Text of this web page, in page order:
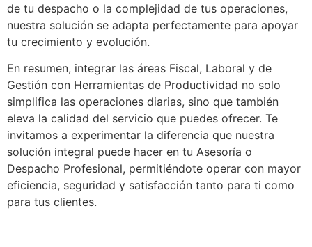
de tu despacho o la complejidad de tus operaciones,
nuestra solución se adapta perfectamente para apoyar
tu crecimiento y evolución.
En resumen, integrar las áreas Fiscal, Laboral y de
Gestión con Herramientas de Productividad no solo
simplifica las operaciones diarias, sino que también
eleva la calidad del servicio que puedes ofrecer. Te
invitamos a experimentar la diferencia que nuestra
solución integral puede hacer en tu Asesoría o
Despacho Profesional, permitiéndote operar con mayor
eficiencia, seguridad y satisfacción tanto para ti como
para tus clientes.